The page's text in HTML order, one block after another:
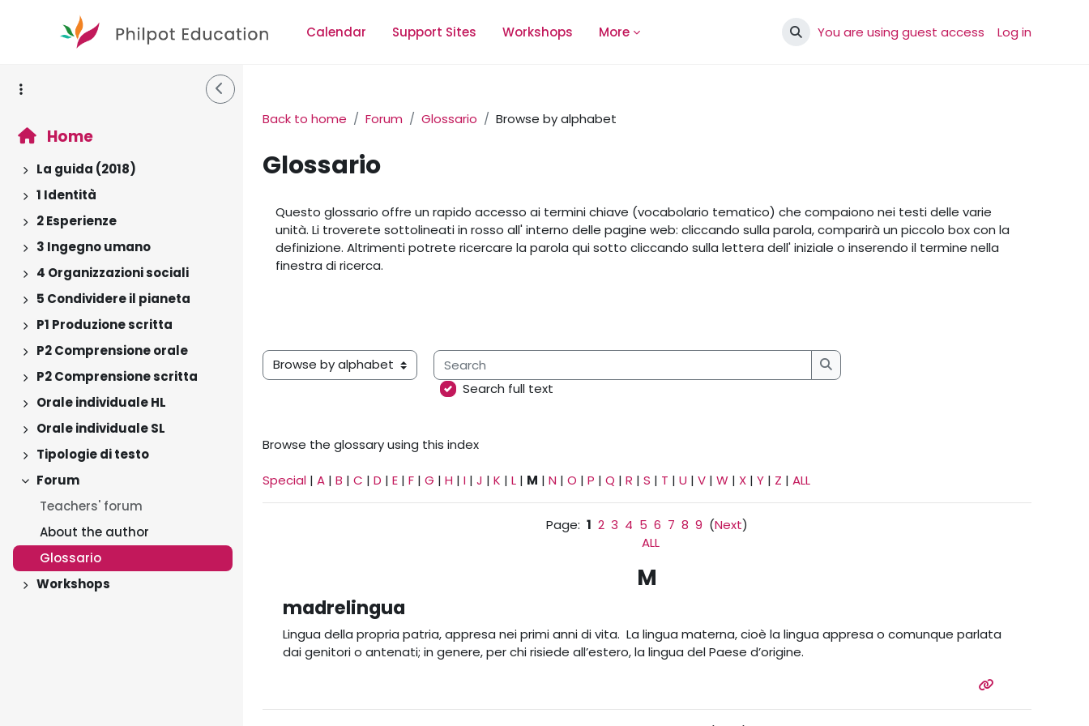
Calendar
Support Sites Workshops More Toggle search input
You are using guest access Log in
Side Drawer
Home
Expand
La guida (2018)
Expand
1 Identità
Expand
2 Esperienze
Expand
3 Ingegno umano
Expand
4 Organizzazioni sociali
Expand
5 Condividere il pianeta
Expand
P1 Produzione scritta
Expand
P2 Comprensione orale
Expand
P2 Comprensione scritta
Expand
Orale individuale HL
Expand
Orale individuale SL
Expand
Tipologie di testo
Collapse
Forum
Teachers' forum
About the author
Glossario
Expand
Workshops
Back to home Forum Glossario Browse by alphabet
Glossario
Questo glossario offre un rapido accesso ai termini chiave (vocabolario tematico) che compaiono nei testi delle varie
unità. Li troverete sottolineati in rosso all' interno delle pagine web: cliccando sulla parola, comparirà un piccolo box con la
definizione. Altrimenti potrete ricercare la parola qui sotto cliccando sulla lettera dell' iniziale o inserendo il termine nella
finestra di ricerca.
Browse the glossary using this index
Search
Search
Search full text
Browse the glossary using this index
Special | A | B | C | D | E | F | G | H | I | J | K | L | M | N | O | P | Q | R | S | T | U | V | W | X | Y | Z | ALL
Page: 1 2 3 4 5 6 7 8 9 (Next)
ALL
M
madrelingua
Lingua della propria patria, appresa nei primi anni di vita. La lingua materna, cioè la lingua appresa o comunque parlata
dai genitori o antenati; in genere, per chi risiede all’estero, la lingua del Paese d’origine.